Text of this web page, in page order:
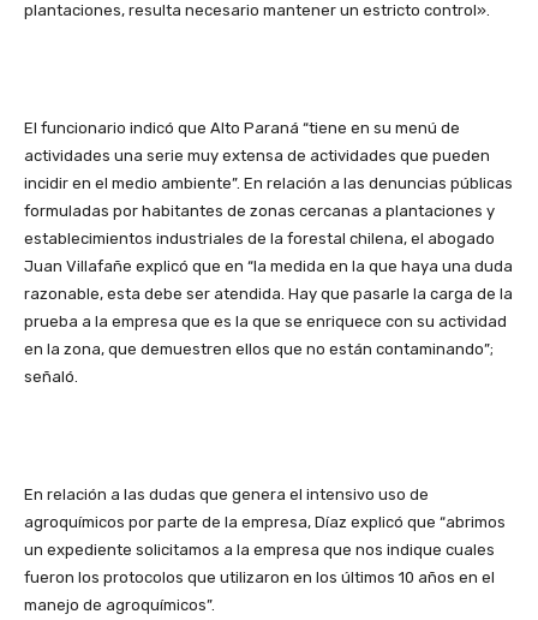
plantaciones, resulta necesario mantener un estricto control».
El funcionario indicó que Alto Paraná “tiene en su menú de
actividades una serie muy extensa de actividades que pueden
incidir en el medio ambiente”. En relación a las denuncias públicas
formuladas por habitantes de zonas cercanas a plantaciones y
establecimientos industriales de la forestal chilena, el abogado
Juan Villafañe explicó que en “la medida en la que haya una duda
razonable, esta debe ser atendida. Hay que pasarle la carga de la
prueba a la empresa que es la que se enriquece con su actividad
en la zona, que demuestren ellos que no están contaminando”;
señaló.
En relación a las dudas que genera el intensivo uso de
agroquímicos por parte de la empresa, Díaz explicó que “abrimos
un expediente solicitamos a la empresa que nos indique cuales
fueron los protocolos que utilizaron en los últimos 10 años en el
manejo de agroquímicos”.